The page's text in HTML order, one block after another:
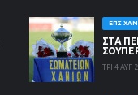
ΕΠΣ
ΣΤΑ
ΤΡΙ 4 ΑΥΓ